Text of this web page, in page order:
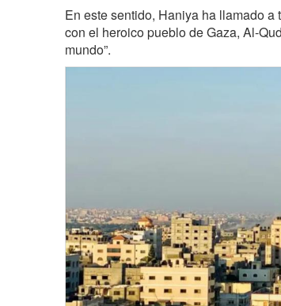
En este sentido, Haniya ha llamado
con el heroico pueblo de Gaza, Al-
mundo”.